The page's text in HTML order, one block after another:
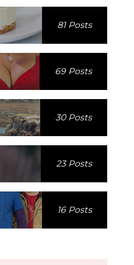
81 Posts
69 Posts
30 Posts
23 Posts
16 Posts